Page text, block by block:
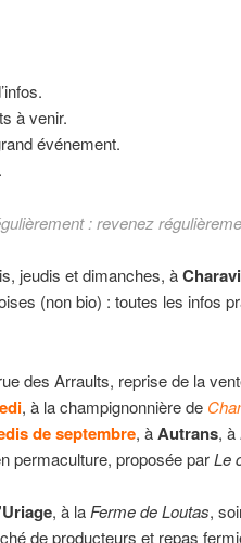
à venir.
événement.
: revenez
jeudis et dimanches, à
(non bio) : toutes les infos
des Arraults, reprise de la
, à la champignonnière de
de septembre, àAutrans, à
permaculture, proposée parLe
, à la Ferme de Loutas,
de producteurs et repas